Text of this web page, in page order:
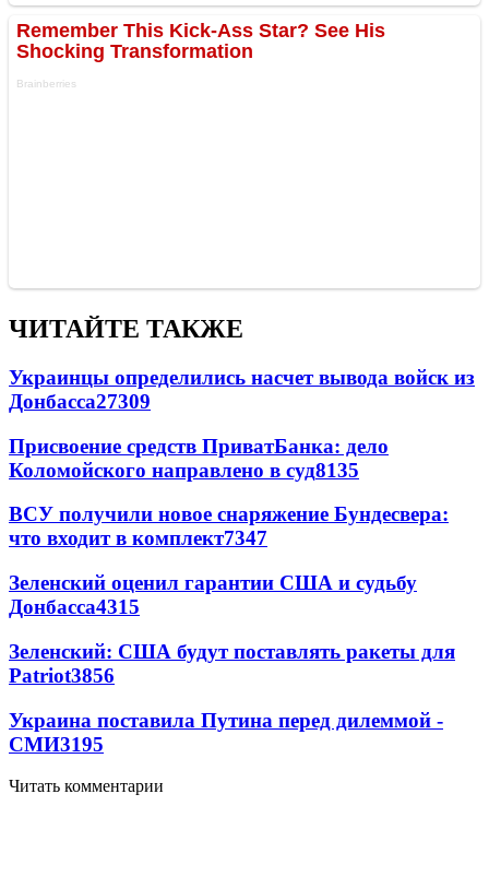
ЧИТАЙТЕ ТАКЖЕ
Украинцы определились насчет вывода войск из
Донбасса27309
Присвоение средств ПриватБанка: дело
Коломойского направлено в суд8135
ВСУ получили новое снаряжение Бундесвера:
что входит в комплект7347
Зеленский оценил гарантии США и судьбу
Донбасса4315
Зеленский: США будут поставлять ракеты для
Patriot3856
Украина поставила Путина перед дилеммой -
СМИ3195
Читать комментарии